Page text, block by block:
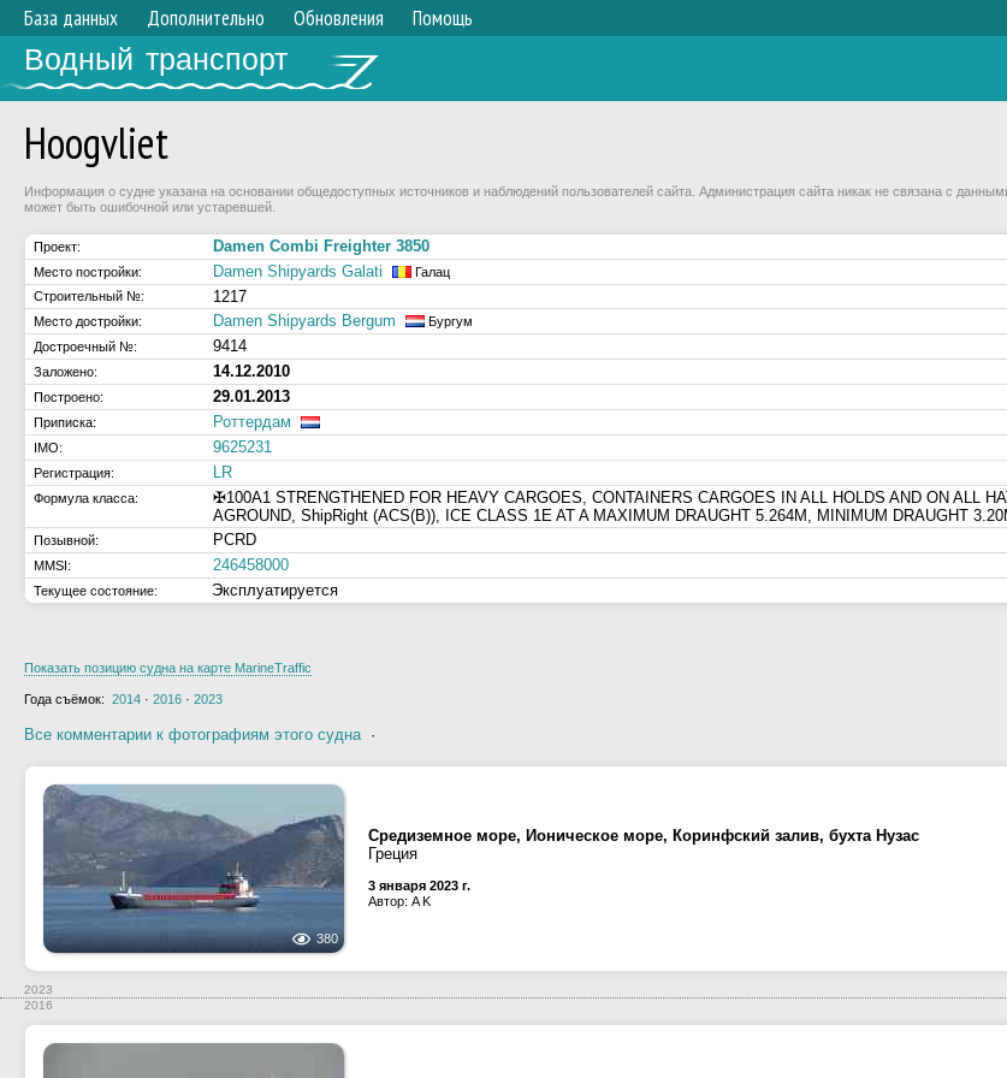
База данных Дополнительно Обновления Помощь
Водный транспорт
Hoogvliet
Информация о судне указана на основании общедоступных источников и наблюдений пользователей сайта. Администрация сайта никак не связана с
может быть ошибочной или устаревшей.
Проект: Damen Combi Freighter 3850
Место постройки: Damen Shipyards Galati
Галац
Строительный №:
1217
Место достройки: Damen Shipyards Bergum
Бургум
Достроечный №:
9414
Заложено: 14.12.2010
Построено: 29.01.2013
Приписка: Роттердам
IMO: 9625231
Регистрация: LR
Формула класса:
✠100A1 STRENGTHENED FOR HEAVY CARGOES, CONTAINERS CARGOES IN ALL HOLDS AND ON ALL
AGROUND, ShipRight (ACS(B)), ICE CLASS 1E AT A MAXIMUM DRAUGHT 5.264M, MINIMUM DRAUGHT
Позывной: PCRD
MMSI: 246458000
Текущее состояние: Эксплуатируется
Показать позицию судна на карте MarineTraffic
Года съёмок: 2014 · 2016 · 2023
Все комментарии к фотографиям этого судна·
380
Средиземное море, Ионическое море, Коринфский залив, бухта Нузас
Греция
3 января 2023 г.
Автор: A K
2023
2016